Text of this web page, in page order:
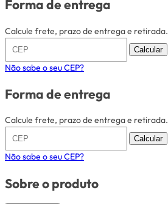
Forma de entrega
Calcule frete, prazo de entrega e retirada.
Calcular
Não sabe o seu CEP?
Forma de entrega
Calcule frete, prazo de entrega e retirada.
Calcular
Não sabe o seu CEP?
Sobre o produto